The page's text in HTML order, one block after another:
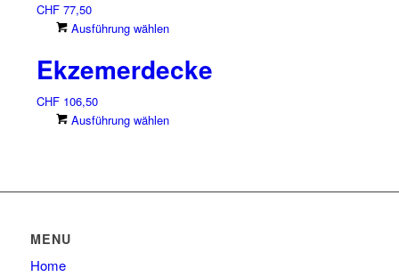
CHF77,50
Ausführung wählen
weist
mehrere
auf
Ekzemerdecke
CHF106,50
Ausführung wählen
Varianten
MENU
Home